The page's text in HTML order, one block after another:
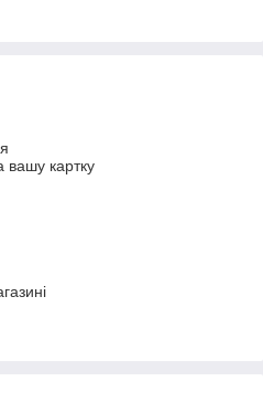
вашу картку